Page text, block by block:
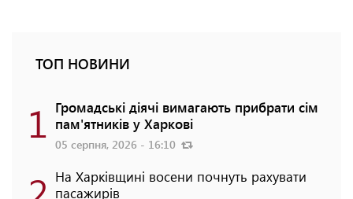
ТОП НОВИНИ
1 Громадські діячі вимагають прибрати сім
пам'ятників у Харкові
05 серпня, 2026 - 16:10
На Харківщині восени почнуть рахувати
пасажирів